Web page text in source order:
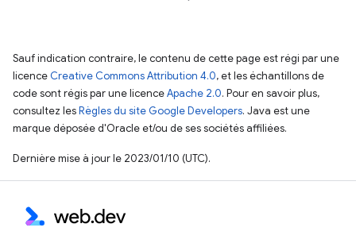
Sauf indication contraire, le contenu de cette page est régi par une
licence Creative Commons Attribution 4.0, et les échantillons de
code sont régis par une licenceApache 2.0. Pour en savoir plus,
consultez lesRègles du site Google Developers. Java est une
marque déposée d'Oracle et/ou de ses sociétés affiliées.
Dernière mise à jour le 2023/01/10 (UTC).